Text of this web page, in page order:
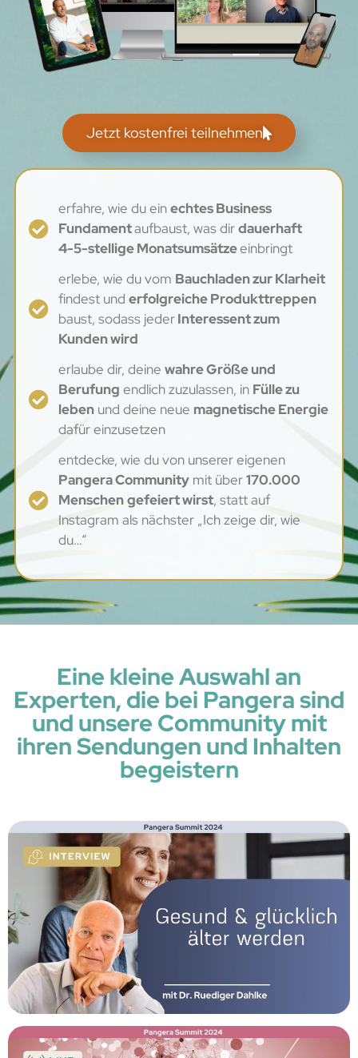
Jetzt kostenfrei teilnehmen
erfahre, wie du einechtes Business
Fundamentaufbaust, was dirdauerhaft
4-5-stellige Monatsumsätzeeinbringt
erlebe, wie du vom Bauchladen zur Klarheit
findest und erfolgreiche Produkttreppen
baust, sodass jederInteressent zum
Kunden wird
erlaube dir, deine wahre Größe und
Berufung endlich zuzulassen, in Fülle zu
lebenund deine neue magnetische Energie
dafür einzusetzen
entdecke, wie du von unserer eigenen
Pangera Communitymit über170.000
Menschengefeiert wirst, statt auf
Instagram als nächster „Ich zeige dir, wie
du…“
Eine kleine Auswahl an
Experten, die bei Pangera sind
und unsere Community mit
ihren Sendungen und Inhalten
begeistern